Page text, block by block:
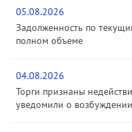
05.08.2026
Задолженность по
полном объеме
04.08.2026
Торги признаны
уведомили о